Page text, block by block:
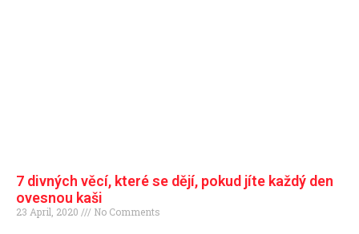
7 divných věcí, které se dějí, pokud jíte každý den
ovesnou kaši
23 April, 2020 No Comments